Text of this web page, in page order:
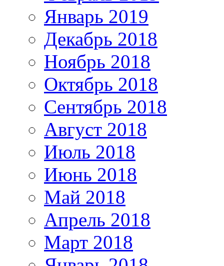
Январь 2019
Декабрь 2018
Ноябрь 2018
Октябрь 2018
Сентябрь 2018
Август 2018
Июль 2018
Июнь 2018
Май 2018
Апрель 2018
Март 2018